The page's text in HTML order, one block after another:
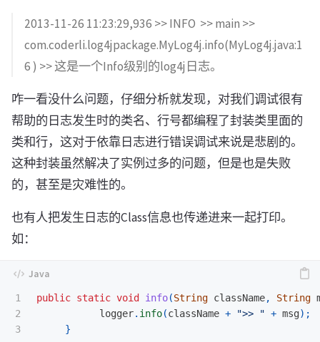
2013-11-26 11:23:29,936 >> INFO >> main >>
com.coderli.log4jpackage.MyLog4j.info(MyLog4j.java:1
6 ) >> 这是一个Info级别的log4j日志。
咋一看没什么问题，仔细分析就发现，对我们调试很有
帮助的日志发生时的类名、行号都编程了封装类里面的
类和行，这对于依靠日志进行错误调试来说是悲剧的。
这种封装虽然解决了实例过多的问题，但是也是失败
的，甚至是灾难性的。
也有人把发生日志的Class信息也传递进来一起打印。
如：
1
2
public static void info(String className, String
logger. info(className + ">> " + msg);
}